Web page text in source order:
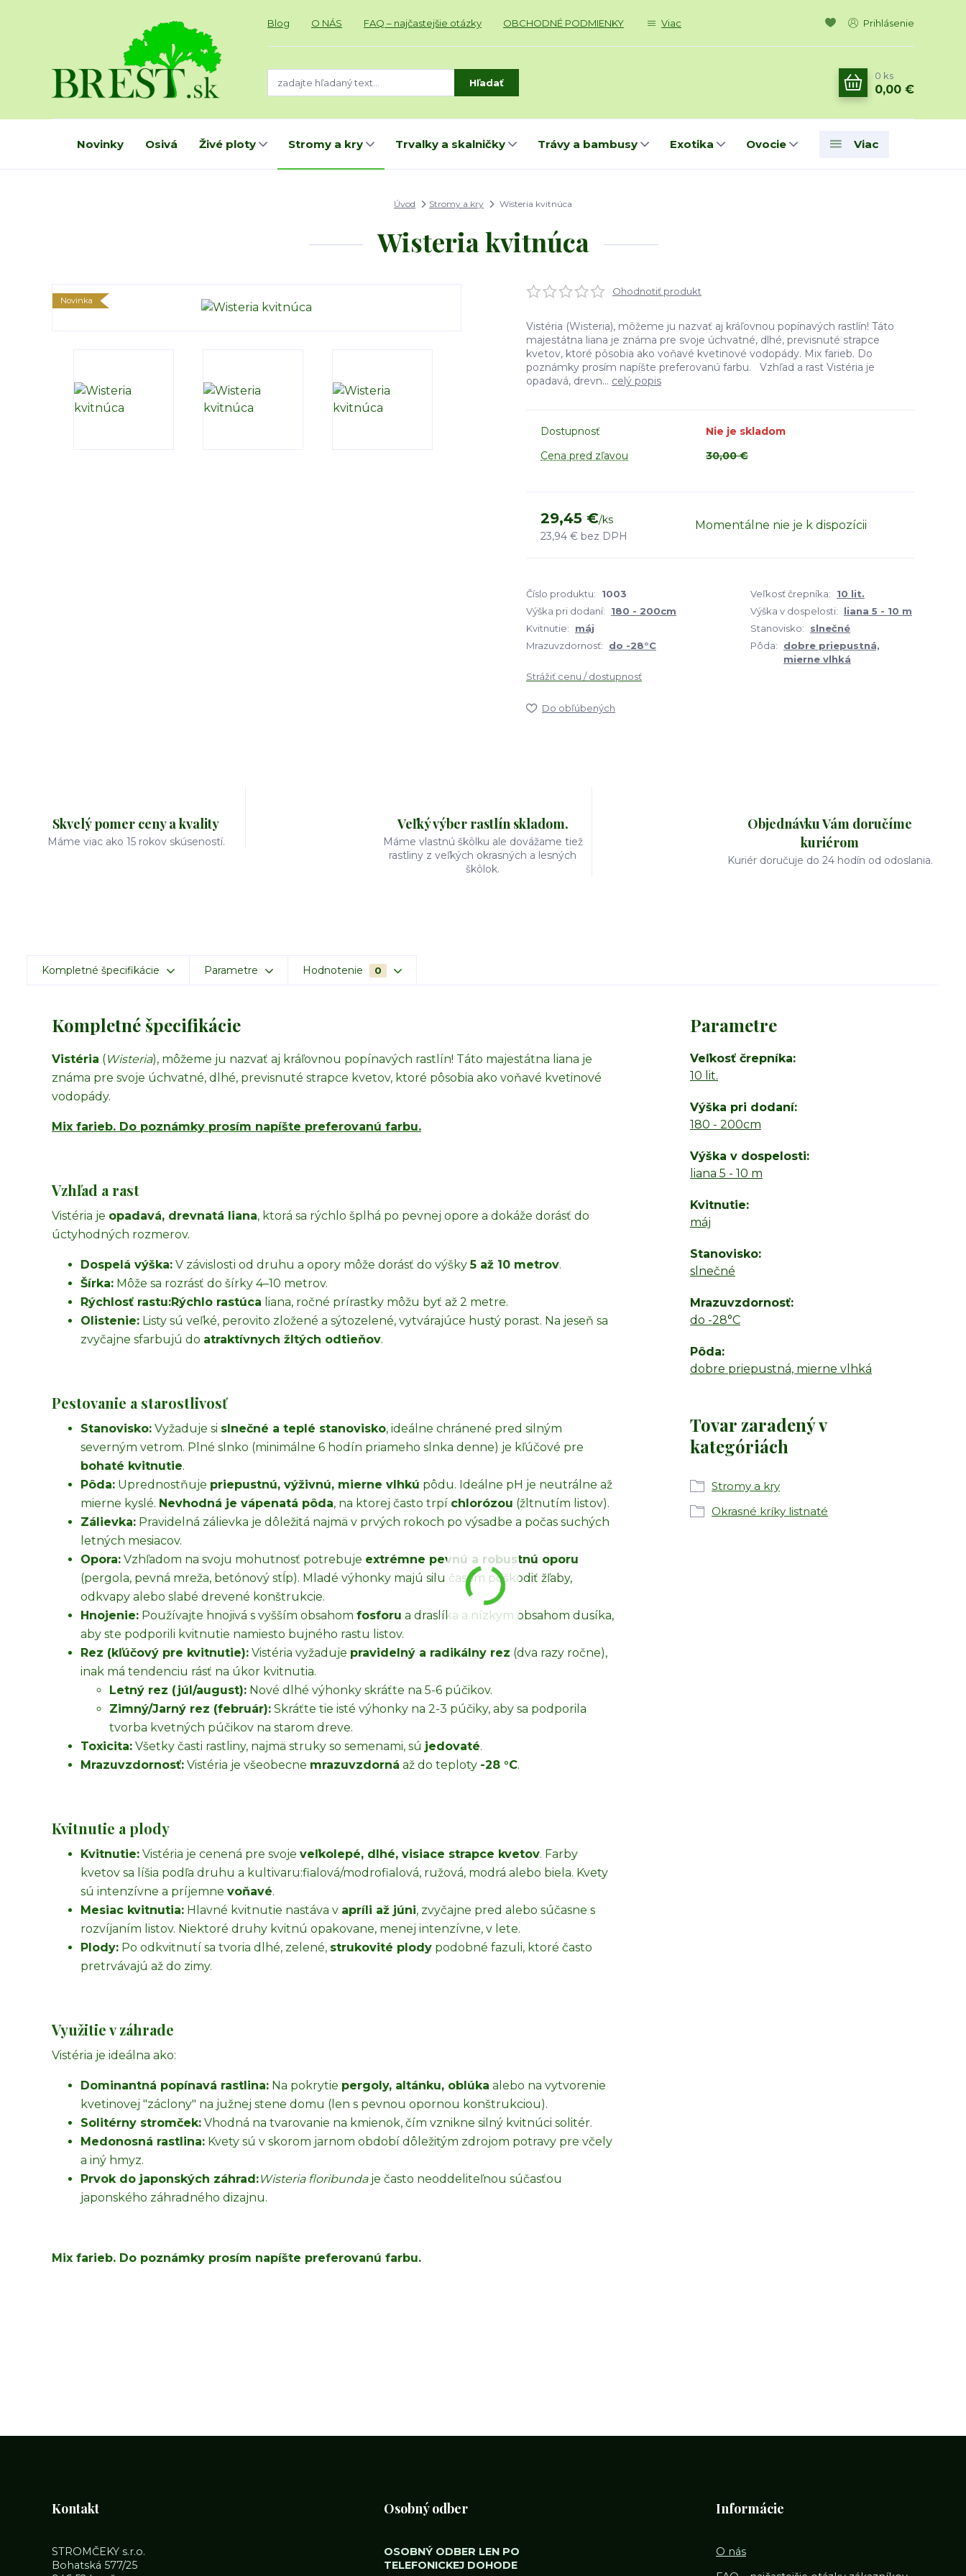
Blog O NÁS FAQ – najčastejšie otázky OBCHODNÉ PODMIENKY Viac Prihlásenie
Hľadať
0 ks
0,00 €
Novinky Osivá Živé ploty Stromy a kry Trvalky a skalničky Trávy a bambusy Exotika Ovocie Viac
Úvod Stromy a kry Wisteria kvitnúca
Wisteria kvitnúca
Novinka
Ohodnotiť produkt
Vistéria (Wisteria), môžeme ju nazvať aj kráľovnou popínavých rastlín! Táto
majestátna liana je známa pre svoje úchvatné, dlhé, previsnuté strapce
kvetov, ktoré pôsobia ako voňavé kvetinové vodopády. Mix farieb. Do
poznámky prosím napíšte preferovanú farbu. Vzhľad a rast Vistéria je
opadavá, drevn... celý popis
Dostupnosť
Nie je skladom
Cena pred zľavou
30,00 €
29,45 €/ks
23,94 € bez DPH
Momentálne nie je k dispozícii
Číslo produktu: 1003 Veľkosť črepníka:
10 lit.
Výška pri dodaní:
180 - 200cm Výška v dospelosti:
liana 5 - 10 m
Kvitnutie:
máj Stanovisko:
slnečné
Mrazuvzdornosť:
do -28°C Pôda:
dobre priepustná,
mierne vlhká
Strážiť cenu / dostupnosť
Do obľúbených
Skvelý pomer ceny a kvality
Máme viac ako 15 rokov skúseností.
Veľký výber rastlín skladom.
Máme vlastnú škôlku ale dovážame tiež
rastliny z veľkých okrasných a lesných
škôlok.
Objednávku Vám doručíme
kuriérom
Kuriér doručuje do 24 hodín od odoslania.
Kompletné špecifikácie Parametre Hodnotenie 0
Kompletné špecifikácie
Vistéria (Wisteria), môžeme ju nazvať aj kráľovnou popínavých rastlín! Táto majestátna liana je
známa pre svoje úchvatné, dlhé, previsnuté strapce kvetov, ktoré pôsobia ako voňavé kvetinové
vodopády.
Mix farieb. Do poznámky prosím napíšte preferovanú farbu.
Vzhľad a rast
Vistéria je opadavá, drevnatá liana, ktorá sa rýchlo šplhá po pevnej opore a dokáže dorásť do
úctyhodných rozmerov.
Dospelá výška: V závislosti od druhu a opory môže dorásť do výšky5 až 10 metrov.
Šírka: Môže sa rozrásť do šírky 4–10 metrov.
Rýchlosť rastu:Rýchlo rastúca liana, ročné prírastky môžu byť až 2 metre.
Olistenie: Listy sú veľké, perovito zložené a sýtozelené, vytvárajúce hustý porast. Na jeseň sa
zvyčajne sfarbujú do atraktívnych žltých odtieňov.
Pestovanie a starostlivosť
Stanovisko: Vyžaduje si slnečné a teplé stanovisko, ideálne chránené pred silným
severným vetrom. Plné slnko (minimálne 6 hodín priameho slnka denne) je kľúčové pre
bohaté kvitnutie.
Pôda: Uprednostňuje priepustnú, výživnú, mierne vlhkú pôdu. Ideálne pH je neutrálne až
mierne kyslé. Nevhodná je vápenatá pôda, na ktorej často trpí chlorózou (žltnutím listov).
Zálievka: Pravidelná zálievka je dôležitá najmä v prvých rokoch po výsadbe a počas suchých
letných mesiacov.
Opora: Vzhľadom na svoju mohutnosť potrebuje extrémne pevnú a robustnú oporu
(pergola, pevná mreža, betónový stĺp). Mladé výhonky majú silu časom poškodiť žľaby,
odkvapy alebo slabé drevené konštrukcie.
Hnojenie: Používajte hnojivá s vyšším obsahom fosforu a draslíka a nízkym obsahom dusíka,
aby ste podporili kvitnutie namiesto bujného rastu listov.
Rez (kľúčový pre kvitnutie): Vistéria vyžaduje pravidelný a radikálny rez (dva razy ročne),
inak má tendenciu rásť na úkor kvitnutia.
Letný rez (júl/august): Nové dlhé výhonky skráťte na 5-6 púčikov.
Zimný/Jarný rez (február): Skráťte tie isté výhonky na 2-3 púčiky, aby sa podporila
tvorba kvetných púčikov na starom dreve.
Toxicita: Všetky časti rastliny, najmä struky so semenami, sú jedovaté.
Mrazuvzdornosť: Vistéria je všeobecne mrazuvzdorná až do teploty -28 °C.
Kvitnutie a plody
Kvitnutie: Vistéria je cenená pre svoje veľkolepé, dlhé, visiace strapce kvetov. Farby
kvetov sa líšia podľa druhu a kultivaru:fialová/modrofialová, ružová, modrá alebo biela. Kvety
sú intenzívne a príjemne voňavé.
Mesiac kvitnutia: Hlavné kvitnutie nastáva v apríli až júni, zvyčajne pred alebo súčasne s
rozvíjaním listov. Niektoré druhy kvitnú opakovane, menej intenzívne, v lete.
Plody: Po odkvitnutí sa tvoria dlhé, zelené, strukovité plody podobné fazuli, ktoré často
pretrvávajú až do zimy.
Využitie v záhrade
Vistéria je ideálna ako:
Dominantná popínavá rastlina: Na pokrytie pergoly, altánku, oblúka alebo na vytvorenie
kvetinovej "záclony" na južnej stene domu (len s pevnou opornou konštrukciou).
Solitérny stromček: Vhodná na tvarovanie na kmienok, čím vznikne silný kvitnúci solitér.
Medonosná rastlina: Kvety sú v skorom jarnom období dôležitým zdrojom potravy pre včely
a iný hmyz.
Prvok do japonských záhrad:Wisteria floribundaje často neoddeliteľnou súčasťou
japonského záhradného dizajnu.
Mix farieb. Do poznámky prosím napíšte preferovanú farbu.
Parametre
Veľkosť črepníka
10 lit.
Výška pri dodaní
180 - 200cm
Výška v dospelosti
liana 5 - 10 m
Kvitnutie
máj
Stanovisko
slnečné
Mrazuvzdornosť
do -28°C
Pôda
dobre priepustná, mierne vlhká
Tovar zaradený v
kategóriách
Stromy a kry
Okrasné kríky listnaté
Kontakt
STROMČEKY s.r.o.
Bohatská 577/25
Osobný odber
OSOBNÝ ODBER LEN PO
TELEFONICKEJ DOHODE
Informácie
O nás